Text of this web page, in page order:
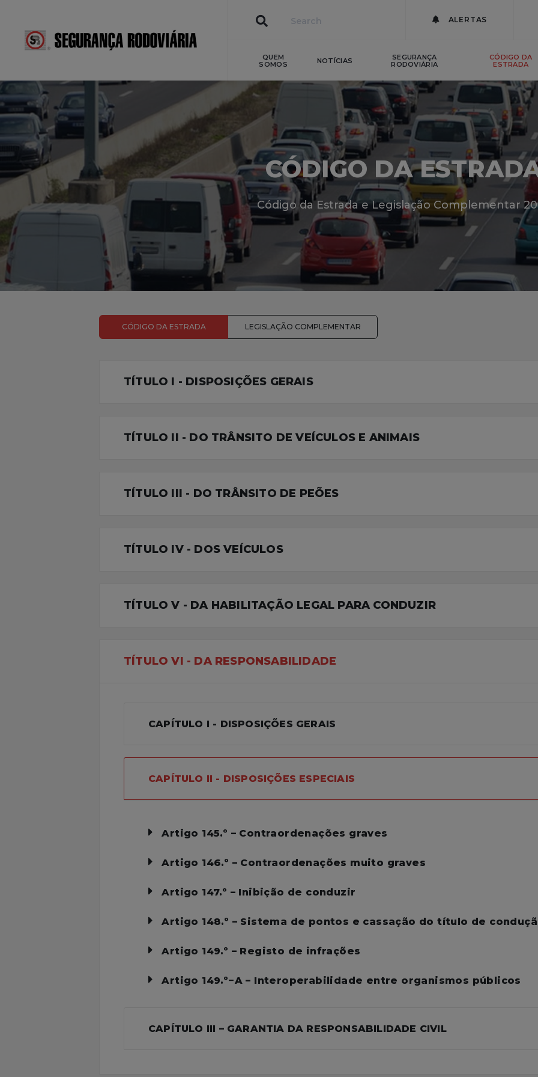
ALERTAS
QUEM
SOMOS
NOTÍCIAS
SEGURANÇA
RODOVIÁRIA
CÓDIGO DA
ESTRADA
CÓDIGO DA
Código da Estrada e Legislação Complementar
CÓDIGO DA ESTRADA LEGISLAÇÃO COMPLEMENTAR
TÍTULO I - DISPOSIÇÕES GERAIS
TÍTULO II - DO TRÂNSITO DE VEÍCULOS E ANIMAIS
TÍTULO III - DO TRÂNSITO DE PEÕES
TÍTULO IV - DOS VEÍCULOS
TÍTULO V - DA HABILITAÇÃO LEGAL PARA CONDUZIR
TÍTULO VI - DA RESPONSABILIDADE
CAPÍTULO I - DISPOSIÇÕES GERAIS
CAPÍTULO II - DISPOSIÇÕES ESPECIAIS
Artigo 145.º – Contraordenações graves
Artigo 146.º – Contraordenações muito graves
Artigo 147.º – Inibição de conduzir
Artigo 148.º – Sistema de pontos e cassação do título de
Artigo 149.º – Registo de infrações
Artigo 149.º−A – Interoperabilidade entre organismos públicos
CAPÍTULO III – GARANTIA DA RESPONSABILIDADE CIVIL